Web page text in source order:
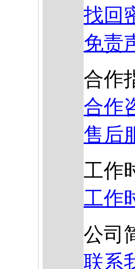
找回
免责
合作
合作
售后
工作
工作
公司
联系